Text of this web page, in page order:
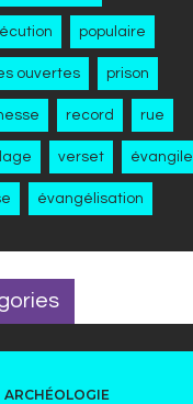
populaire
ouvertes prison
record rue
verset évangile
évangélisation
ARCHÉOLOGIE